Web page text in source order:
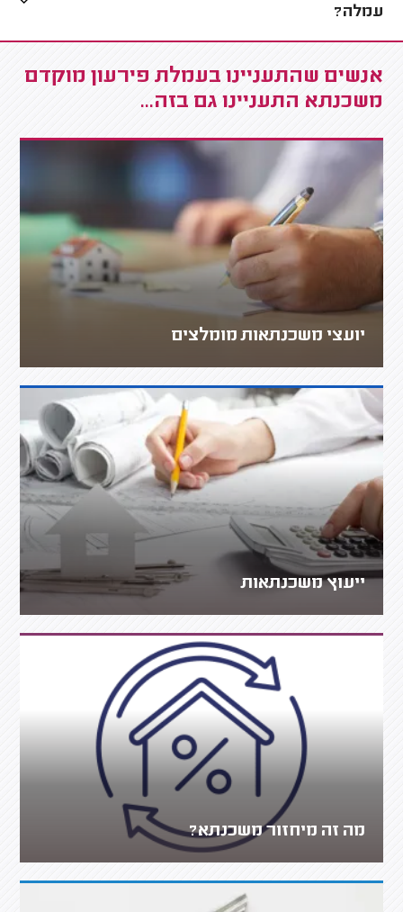
עמלה?
אנשים שהתעניינו בעמלת פירעון מוקדם
משכנתא התעניינו גם בזה...
יועצי משכנתאות מומלצים
ייעוץ משכנתאות
מה זה מיחזור משכנתא?